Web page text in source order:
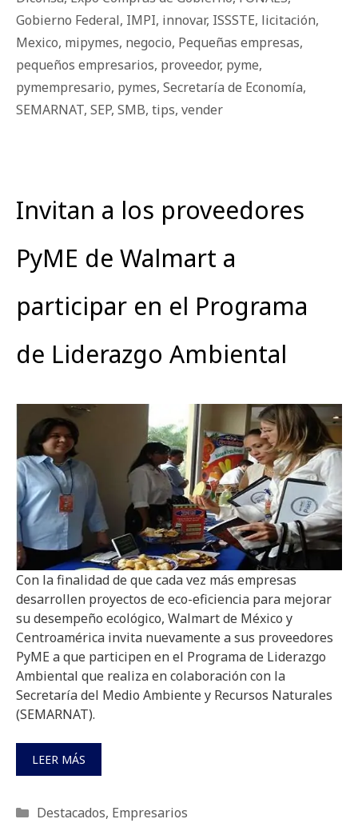
Gobierno Federal, IMPI, innovar, ISSSTE, licitación,
Mexico, mipymes, negocio, Pequeñas empresas,
pequeños empresarios, proveedor, pyme,
pymempresario, pymes, Secretaría de Economía,
SEMARNAT, SEP, SMB, tips, vender
Invitan a los proveedores
PyME de Walmart a
participar en el Programa
de Liderazgo Ambiental
Con la finalidad de que cada vez más empresas
desarrollen proyectos de eco-eficiencia para mejorar
su desempeño ecológico, Walmart de México y
Centroamérica invita nuevamente a sus proveedores
PyME a que participen en el Programa de Liderazgo
Ambiental que realiza en colaboración con la
Secretaría del Medio Ambiente y Recursos Naturales
(SEMARNAT).
LEER MÁS
Categorías
Destacados, Empresarios